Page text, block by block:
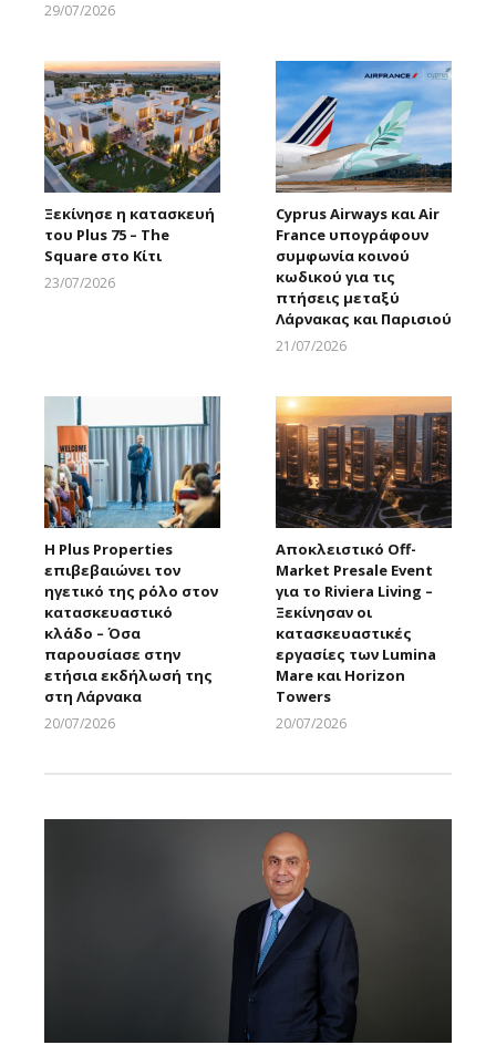
29/07/2026
Ξεκίνησε η κατασκευή
του Plus 75 – The
Square στο Κίτι
23/07/2026
Cyprus Airways και Air
France υπογράφουν
συμφωνία κοινού
κωδικού για τις
πτήσεις μεταξύ
Λάρνακας και Παρισιού
21/07/2026
Η Plus Properties
επιβεβαιώνει τον
ηγετικό της ρόλο στον
κατασκευαστικό
κλάδο – Όσα
παρουσίασε στην
ετήσια εκδήλωσή της
στη Λάρνακα
20/07/2026
Αποκλειστικό Off-
Market Presale Event
για το Riviera Living –
Ξεκίνησαν οι
κατασκευαστικές
εργασίες των Lumina
Mare και Horizon
Towers
20/07/2026